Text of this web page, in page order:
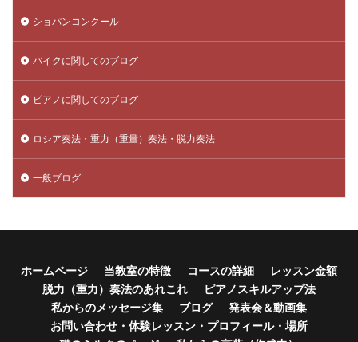
ショパンコンクール
バイクに関してのブログ
ピアノに関してのブログ
ロシア奏法・重力（重量）奏法・脱力奏法
一般ブログ
ホームページ 当教室の特徴 コースの詳細
レッスン金額
脱力（重力）奏法のあれこれ
ピアノスキルアップ法
私からのメッセージ集
ブログ
発表会＆動画集
お問い合わせ・体験レッスン・プロフィール・場所